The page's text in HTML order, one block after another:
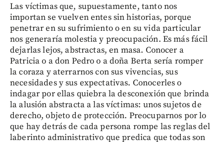
Las víctimas que, supuestamente, tanto nos
importan se vuelven entes sin historias, porque
penetrar en su sufrimiento o en su vida particular
nos generaría molestia y preocupación. Es más fácil
dejarlas lejos, abstractas, en masa. Conocer a
Patricia o a don Pedro o a doña Berta sería romper
la coraza y aterrarnos con sus vivencias, sus
necesidades y sus expectativas. Conocerles o
indagar por ellas quiebra la desconexión que brinda
la alusión abstracta a las víctimas: unos sujetos de
derecho, objeto de protección. Preocuparnos por lo
que hay detrás de cada persona rompe las reglas del
laberinto administrativo que predica que todas son